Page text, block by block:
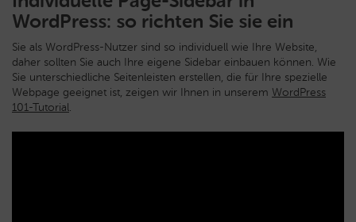
WordPress: so richten Sie sie ein
Sie als WordPress-Nutzer sind so individuell wie Ihre Website,
daher sollten Sie auch Ihre eigene Sidebar einbauen können. Wie
Sie unterschiedliche Seitenleisten erstellen, die für Ihre spezielle
Webpage geeignet ist, zeigen wir Ihnen in unserem WordPress
101-Tutorial.